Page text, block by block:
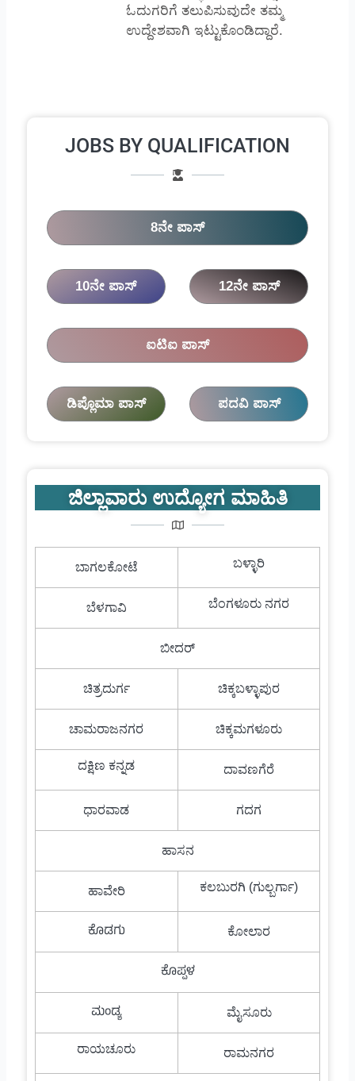
ಓದುಗರಿಗೆ ತಲುಪಿಸುವುದೇ ತಮ್ಮ
ಉದ್ದೇಶವಾಗಿ ಇಟ್ಟುಕೊಂಡಿದ್ದಾರೆ.
JOBS BY QUALIFICATION
8ನೇ ಪಾಸ್
10ನೇ ಪಾಸ್ 12ನೇ ಪಾಸ್
ಐಟಿಐ ಪಾಸ್
ಡಿಪ್ಲೊಮಾ ಪಾಸ್ ಪದವಿ ಪಾಸ್
ಜಿಲ್ಲಾವಾರು ಉದ್ಯೋಗ ಮಾಹಿತಿ
ಬಾಗಲಕೋಟೆ ಬಳ್ಳಾರಿ
ಬೆಳಗಾವಿ ಬೆಂಗಳೂರು ನಗರ
ಬೀದರ್
ಚಿತ್ರದುರ್ಗ ಚಿಕ್ಕಬಳ್ಳಾಪುರ
ಚಾಮರಾಜನಗರ ಚಿಕ್ಕಮಗಳೂರು
ದಕ್ಷಿಣ ಕನ್ನಡ ದಾವಣಗೆರೆ
ಧಾರವಾಡ ಗದಗ
ಹಾಸನ
ಹಾವೇರಿ ಕಲಬುರಗಿ (ಗುಲ್ಬರ್ಗಾ)
ಕೊಡಗು ಕೋಲಾರ
ಕೊಪ್ಪಳ
ಮಂಡ್ಯ
ಮೈಸೂರು
ರಾಯಚೂರು ರಾಮನಗರ